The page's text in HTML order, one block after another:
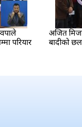
परियार
अजित
बादीको